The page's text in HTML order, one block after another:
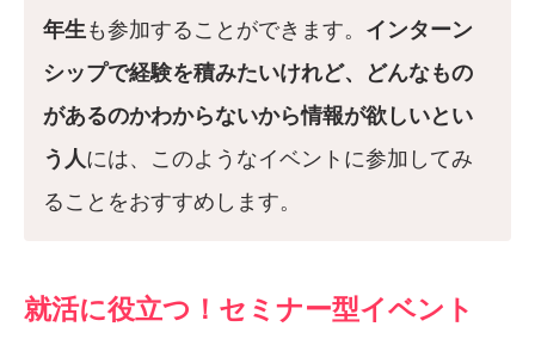
年生も参加することができます。 インターン
シップで経験を積みたいけれど、どんなもの
があるのかわからないから情報が欲しいとい
う人には、このようなイベントに参加してみ
ることをおすすめします。
就活に役立つ！セミナー型イベント